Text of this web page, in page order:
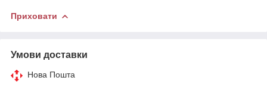
Приховати
Умови доставки
Нова Пошта